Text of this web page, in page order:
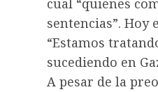
cual “quienes
sentencias”. Hoy
“Estamos
sucediendo en
A pesar de la